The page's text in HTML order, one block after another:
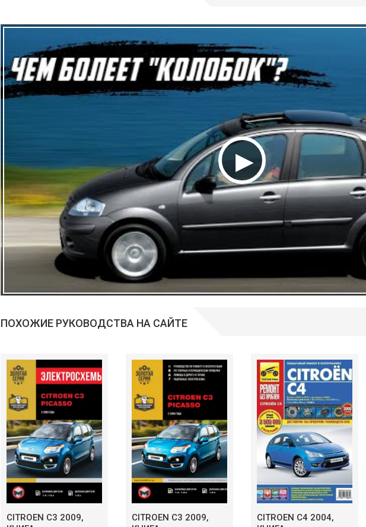
ПОХОЖИЕ РУКОВОДСТВА НА САЙТЕ
CITROEN C3 2009,
CITROEN C3 2009,
CITROEN C4 2004,